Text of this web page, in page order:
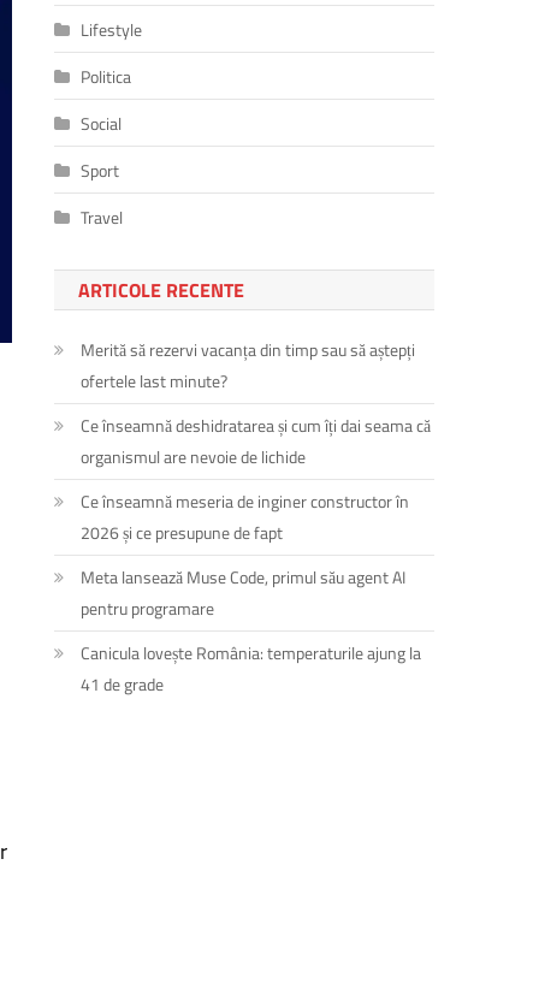
Lifestyle
Politica
Social
Sport
Travel
ARTICOLE RECENTE
Merită să rezervi vacanța din timp sau să aștepți
ofertele last minute?
Ce înseamnă deshidratarea și cum îți dai seama că
organismul are nevoie de lichide
Ce înseamnă meseria de inginer constructor în
2026 și ce presupune de fapt
Meta lansează Muse Code, primul său agent AI
pentru programare
Canicula lovește România: temperaturile ajung la
41 de grade